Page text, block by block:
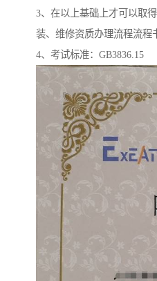
3、在以上基础上才可以取
装、维修资质办理流程流程
4、考试标准：GB3836.15